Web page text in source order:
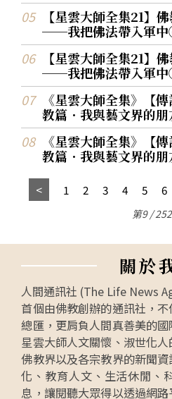
【星雲大師全集21】
──我把佛法帶入軍
【星雲大師全集21】
──我把佛法帶入軍
《星雲大師全集》【
教篇．我與藝文界的
《星雲大師全集》【
教篇．我與藝文界的
1 2 3 4 5 6
第9 /
關於
人間通訊社 (The Life News
首個由佛教創辦的通訊社，
總匯，更肩負人間真善美的
星雲大師人文關懷、淑世化
佛教界以及各宗教界的新聞
化、教育人文、生活休閒、
息，讓閱聽大眾得以透過網